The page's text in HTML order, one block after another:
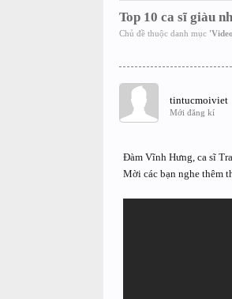
Top 10 ca sĩ giàu
Chủ đề thuộc danh mục '
tintucmoiviet
Mới đăng kí
Đàm Vĩnh Hưng, ca sĩ
Mời các bạn nghe thêm